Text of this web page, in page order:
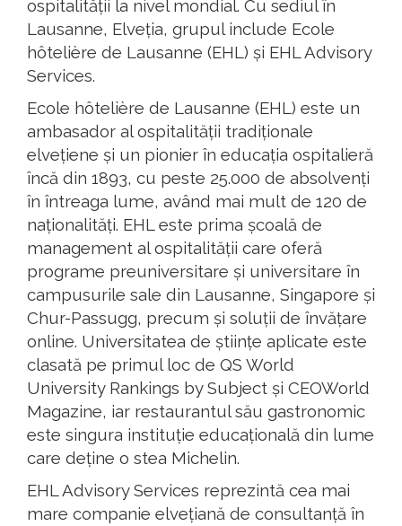
ospitalității la nivel mondial. Cu sediul în
Lausanne, Elveția, grupul include Ecole
hôtelière de Lausanne (EHL) și EHL Advisory
Services.
Ecole hôtelière de Lausanne (EHL) este un
ambasador al ospitalității tradiționale
elvețiene și un pionier în educația ospitalieră
încă din 1893, cu peste 25.000 de absolvenți
în întreaga lume, având mai mult de 120 de
naționalități. EHL este prima școală de
management al ospitalității care oferă
programe preuniversitare și universitare în
campusurile sale din Lausanne, Singapore și
Chur-Passugg, precum și soluții de învățare
online. Universitatea de științe aplicate este
clasată pe primul loc de QS World
University Rankings by Subject și CEOWorld
Magazine, iar restaurantul său gastronomic
este singura instituție educațională din lume
care deține o stea Michelin.
EHL Advisory Services reprezintă cea mai
mare companie elvețiană de consultanță în